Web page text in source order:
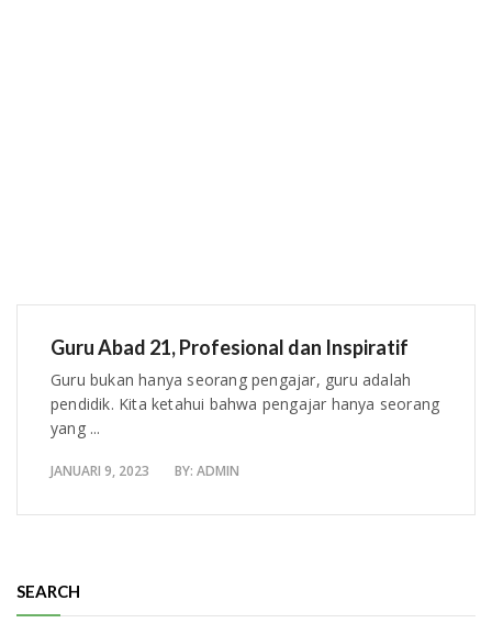
Guru Abad 21, Profesional dan Inspiratif
Guru bukan hanya seorang pengajar, guru adalah
pendidik. Kita ketahui bahwa pengajar hanya seorang
yang ...
JANUARI 9, 2023 BY: ADMIN
SEARCH